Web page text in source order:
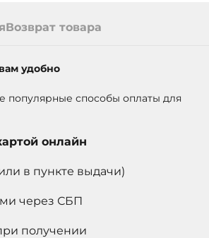
недостатком (браком)
Возврат товара
удобно
способы оплаты для
онлайн
в пункте выдачи)
через СБП
получении